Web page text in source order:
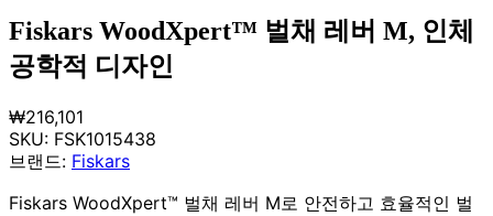
Fiskars WoodXpert™ 벌채 레버 M, 인체
공학적 디자인
₩216,101
SKU: FSK1015438
브랜드: Fiskars
Fiskars WoodXpert™ 벌채 레버 M로 안전하고 효율적인 벌